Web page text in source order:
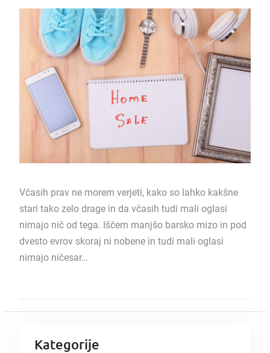
Včasih prav ne morem verjeti, kako so lahko kakšne
stari tako zelo drage in da včasih tudi mali oglasi
nimajo nič od tega. Iščem manjšo barsko mizo in pod
dvesto evrov skoraj ni nobene in tudi mali oglasi
nimajo ničesar…
Kategorije